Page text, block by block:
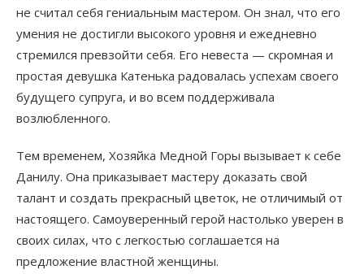
не считал себя гениальным мастером. Он знал, что его
умения не достигли высокого уровня и ежедневно
стремился превзойти себя. Его невеста — скромная и
простая девушка Катенька радовалась успехам своего
будущего супруга, и во всем поддерживала
возлюбленного.
Тем временем, Хозяйка Медной Горы вызывает к себе
Данилу. Она приказывает мастеру доказать свой
талант и создать прекрасный цветок, не отличимый от
настоящего. Самоуверенный герой настолько уверен в
своих силах, что с легкостью соглашается на
предложение властной женщины.